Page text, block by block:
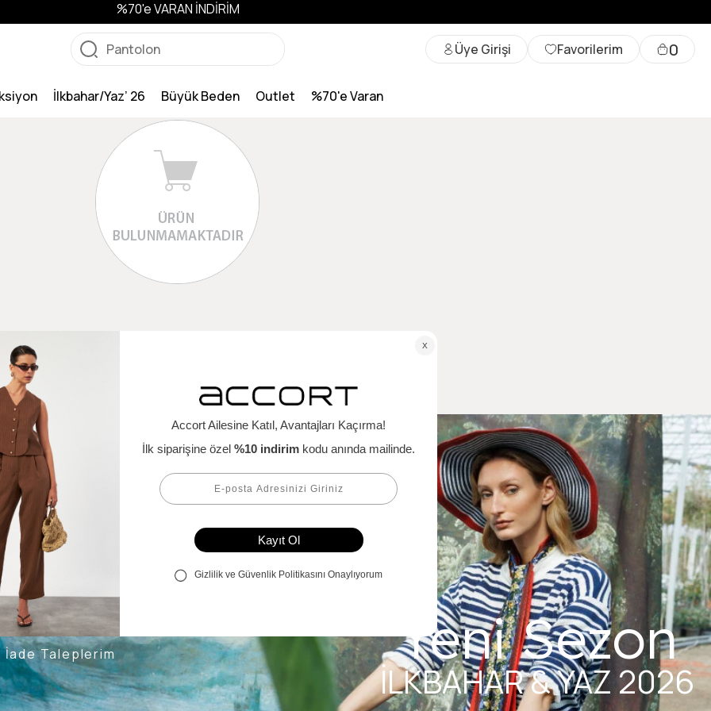
%70'e VARAN İNDİRİM
Üye Girişi Favorilerim 0
İlkbahar/Yaz’ 26 Büyük Beden Outlet %70'e Varan
Alışveriş Bilgileri
Kargom Nerede
Hesabım
Siparişlerim
Favorilerim
İade Taleplerim
Yeni Sezon
İLKBAHAR & YAZ 2026